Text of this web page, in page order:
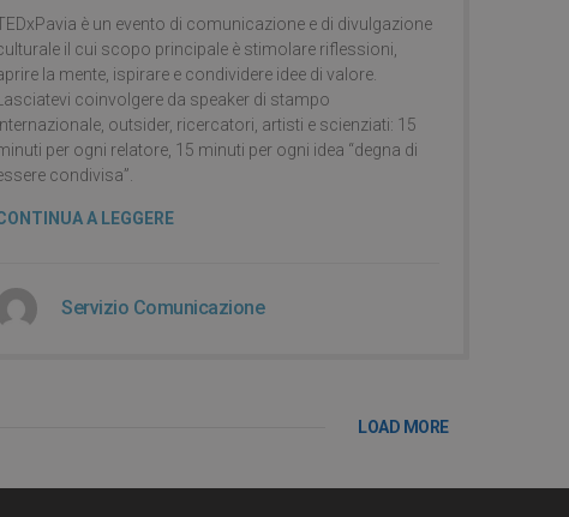
è un evento di comunicazione e di divulgazione
il cui scopo principale è stimolare riflessioni,
la mente, ispirare e condividere idee di valore.
Lasciatevi coinvolgere da speaker di stampo
outsider, ricercatori, artisti e scienziati: 15
per ogni relatore, 15 minuti per ogni idea “degna di
condivisa”.
A LEGGERE
Servizio Comunicazione
LOAD MORE